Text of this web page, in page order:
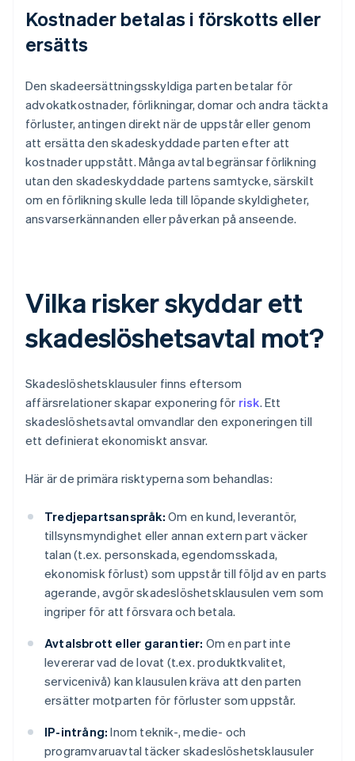
Kostnader betalas i förskotts eller
ersätts
Den skadeersättningsskyldiga parten betalar för
advokatkostnader, förlikningar, domar och andra täckta
förluster, antingen direkt när de uppstår eller genom
att ersätta den skadeskyddade parten efter att
kostnader uppstått. Många avtal begränsar förlikning
utan den skadeskyddade partens samtycke, särskilt
om en förlikning skulle leda till löpande skyldigheter,
ansvarserkännanden eller påverkan på anseende.
Vilka risker skyddar ett
skadeslöshetsavtal mot?
Skadeslöshetsklausuler finns eftersom
affärsrelationer skapar exponering för risk. Ett
skadeslöshetsavtal omvandlar den exponeringen till
ett definierat ekonomiskt ansvar.
Här är de primära risktyperna som behandlas:
Tredjepartsanspråk: Om en kund, leverantör,
tillsynsmyndighet eller annan extern part väcker
talan (t.ex. personskada, egendomsskada,
ekonomisk förlust) som uppstår till följd av en parts
agerande, avgör skadeslöshetsklausulen vem som
ingriper för att försvara och betala.
Avtalsbrott eller garantier: Om en part inte
levererar vad de lovat (t.ex. produktkvalitet,
servicenivå) kan klausulen kräva att den parten
ersätter motparten för förluster som uppstår.
IP-intrång: Inom teknik-, medie- och
programvaruavtal täcker skadeslöshetsklausuler